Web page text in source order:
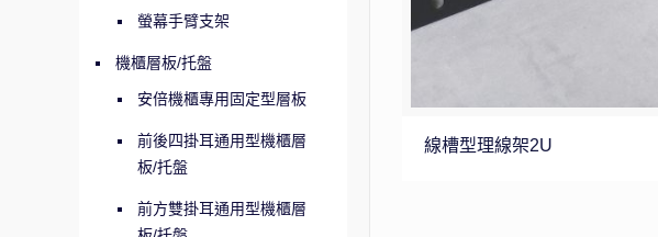
線槽型理線架2U
螢幕手臂支架
機櫃層板/托盤
安倍機櫃專用固定型層板
前後四掛耳通用型機櫃層
板/托盤
前方雙掛耳通用型機櫃層